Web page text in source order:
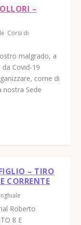
–
Corsi di
malgrado, a
da Covid-19
come di
nostra Sede
– TIRO
CORRENTE
Roberto
8 E